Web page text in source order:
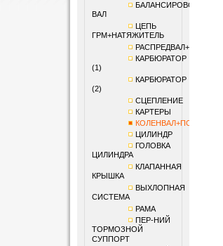
БАЛАНСИРОВОЧНЫЙ
ВАЛ
ЦЕПЬ
ГРМ+НАТЯЖИТЕЛЬ
РАСПРЕДВАЛ+КЛАПАНЫ
КАРБЮРАТОР
(1)
КАРБЮРАТОР
(2)
СЦЕПЛЕНИЕ
КАРТЕРЫ
КОЛЕНВАЛ+ПОРШЕНЬ
ЦИЛИНДР
ГОЛОВКА
ЦИЛИНДРА
КЛАПАННАЯ
КРЫШКА
ВЫХЛОПНАЯ
СИСТЕМА
РАМА
ПЕР-НИЙ
ТОРМОЗНОЙ
СУППОРТ